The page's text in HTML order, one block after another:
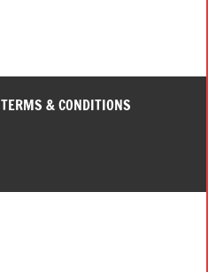
TERMS & CONDITIONS